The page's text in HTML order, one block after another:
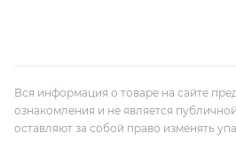
Вся информация о товаре на сайте
ознакомления и не является
оставляют за собой право изменять